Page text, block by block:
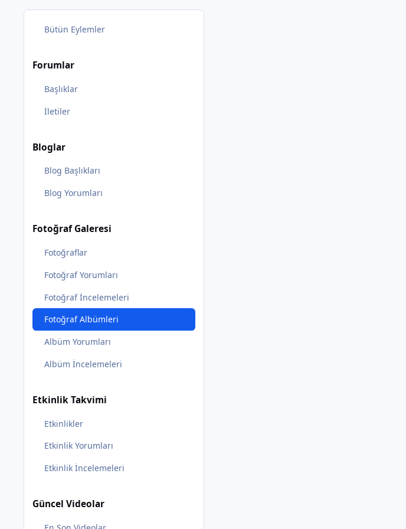
Bütün Eylemler
Forumlar
Başlıklar
İletiler
Bloglar
Blog Başlıkları
Blog Yorumları
Fotoğraf Galeresi
Fotoğraflar
Fotoğraf Yorumları
Fotoğraf İncelemeleri
Fotoğraf Albümleri
Albüm Yorumları
Albüm İncelemeleri
Etkinlik Takvimi
Etkinlikler
Etkinlik Yorumları
Etkinlik İncelemeleri
Güncel Videolar